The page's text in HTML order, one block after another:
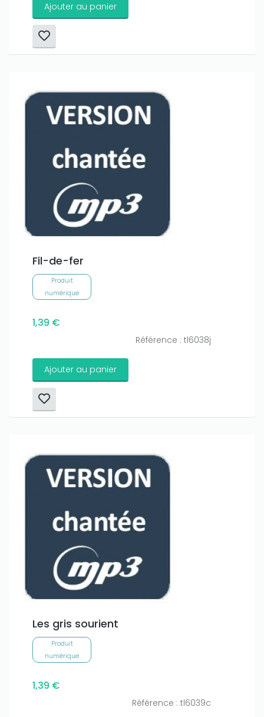
Ajouter au panier
Fil-de-fer
Produit
numérique
1,39 €
Référence : tl6038j
Ajouter au panier
Les gris sourient
Produit
numérique
1,39 €
Référence : tl6039c